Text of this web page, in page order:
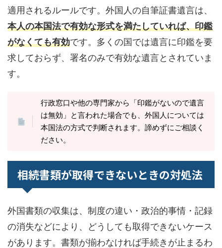
適用されるルールです。外国人の自筆証書遺言は、
本人の本国法で有効な形式を満たしていれば、印鑑
がなくても有効です。多くの国では遺言に印鑑を要
求しておらず、署名のみで有効な遺言とされていま
す。
行政窓口や他の専門家から「印鑑がないので遺言
は無効」と言われた場合でも、外国人については
本国法の方式で判断されます。諦めずにご相談く
ださい。
相続書類が取得できないときの対処法
外国書類の収集は、制度の違い・政治的事情・記録
の消失などにより、どうしても取得できないケース
があります。書類が揃わなければ手続きが止まるわ